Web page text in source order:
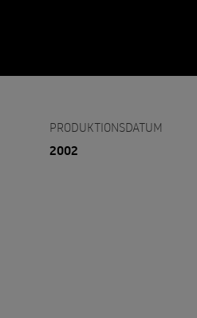
PRODUKTIONSDATUM
2002